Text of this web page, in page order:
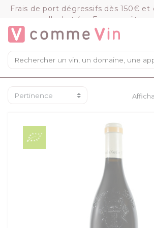
Frais de port dégressifs dès 150€
d'achat (en France
Mon panier
Chargement du panier...
VOIR LE PANIER
Panneau de gestion des cookies